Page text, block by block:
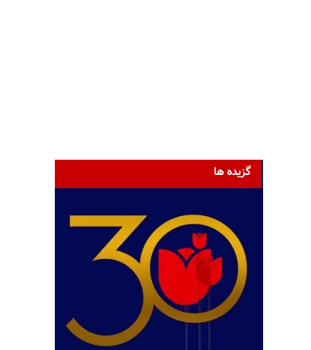
گزیده ها